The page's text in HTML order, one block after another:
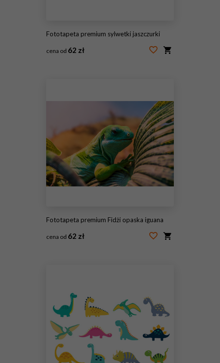
Fototapeta premium sylwetki jaszczurki
cena od 62 zł
Fototapeta premium Fidżi opaska iguana
cena od 62 zł